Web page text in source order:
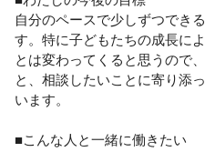
自分のペースで少しずつでき
す。特に子どもたちの成長に
とは変わってくると思うので
と、相談したいことに寄り添
います。
■こんな人と一緒に働きたい